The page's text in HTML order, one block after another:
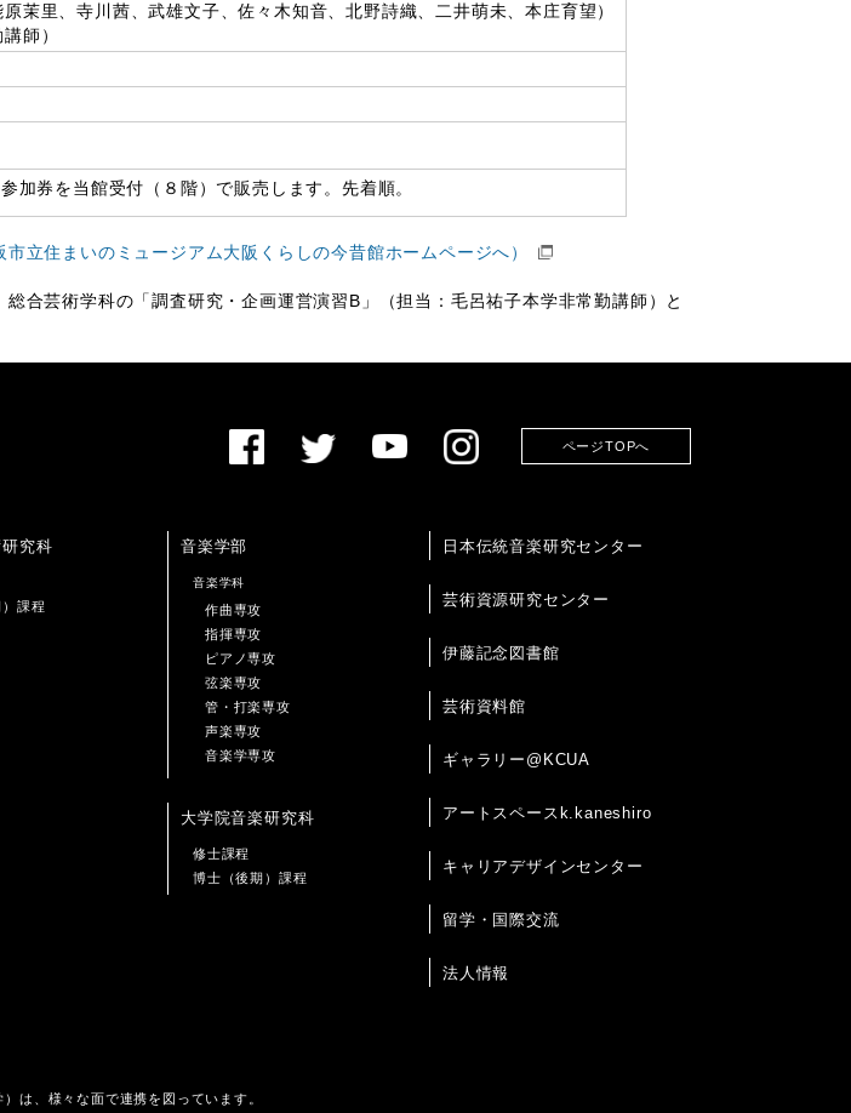
茉里、寺川茜、武雄文子、佐々木知音、北野詩織、二井萌未、本庄育望）
師）
加券を当館受付（８階）で販売します。先着順。
立住まいのミュージアム大阪くらしの今昔館ホームページへ）
合芸術学科の「調査研究・企画運営演習B」（担当：毛呂祐子本学非常勤講師）と
ページTOPへ
究科
課程
音楽学部
音楽学科
作曲専攻
指揮専攻
ピアノ専攻
弦楽専攻
管・打楽専攻
声楽専攻
音楽学専攻
大学院音楽研究科
修士課程
博士（後期）課程
日本伝統音楽研究センター
芸術資源研究センター
伊藤記念図書館
芸術資料館
ギャラリー@KCUA
アートスペースk.kaneshiro
キャリアデザインセンター
留学・国際交流
法人情報
は、様々な面で連携を図っています。